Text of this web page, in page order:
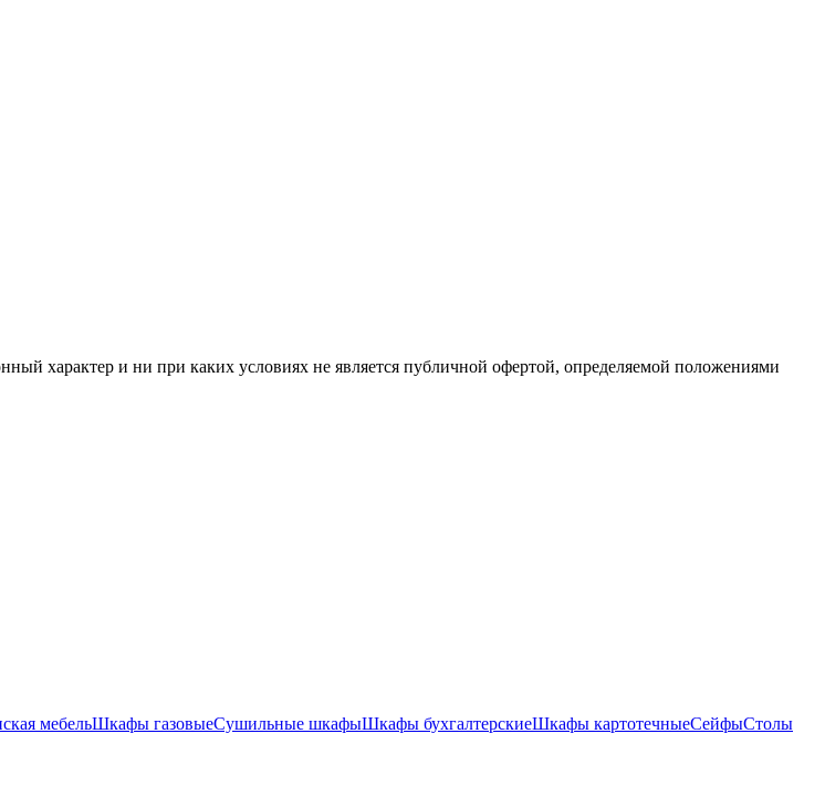
характер и ни при каких условиях не является публичной офертой, определяемой положениями
мебельШкафы газовыеСушильные шкафыШкафы бухгалтерскиеШкафы картотечныеСейфыСтолы